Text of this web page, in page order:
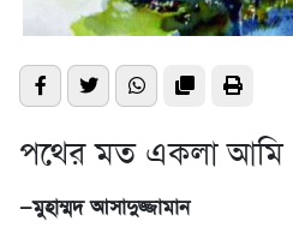
পথের মত একলা আমি
—মুহাম্মদ আসাদুজ্জামান